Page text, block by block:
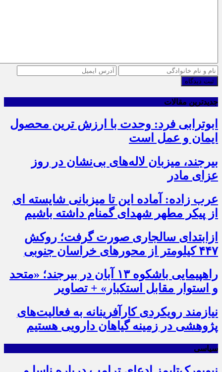
ثبت دیدگاه
جدیدترین مقالات
ابوترابی فرد: وحدت با ارزش ترین محصول
ایمان و عمل است
بیرجند، میزبان لاله‌های بی‌نشان در روز
عزای مادر
عرب زاده: آماده این تا میزبانی شایسته ای
از پیکر مطهر شهدای گمنام داشته باشیم
ازابتدای سالجاری صورت گرفت؛ روکش
۴۴۷ کیلومتر از محورهای خراسان جنوبی
راهپیمایی باشکوه ۱۳ آبان در بیرجند؛ «متحد
و استوار مقابل استکبار» + تصاویر
نیازمند رویکردی کارآفرینانه به فعالیت‌های
پژوهشی در زمینه گیاهان دارویی هستیم
سیاسی